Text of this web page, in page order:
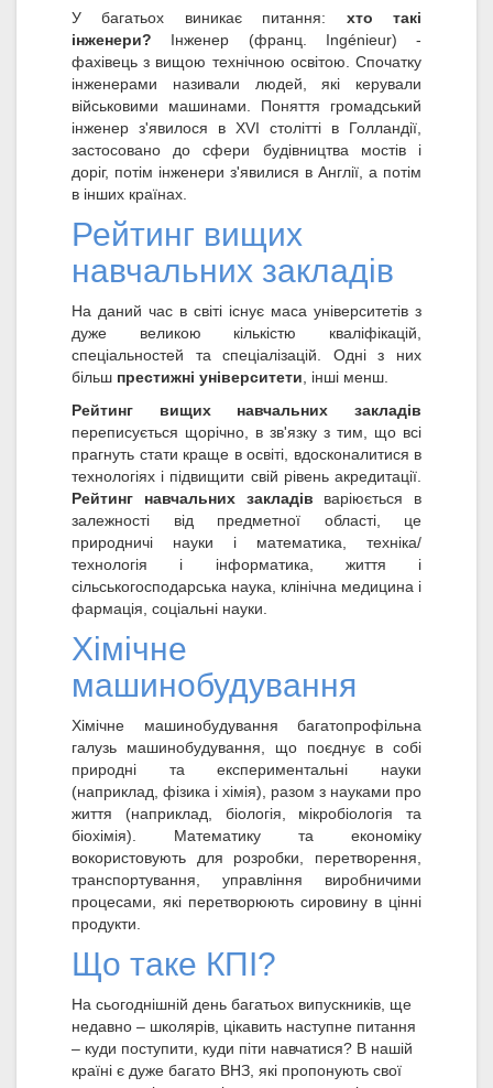
У багатьох виникає питання: хто такі
інженери? Інженер (франц. Ingénieur) -
фахівець з вищою технічною освітою. Спочатку
інженерами називали людей, які керували
військовими машинами. Поняття громадський
інженер з'явилося в XVI столітті в Голландії,
застосовано до сфери будівництва мостів і
доріг, потім інженери з'явилися в Англії, а потім
в інших країнах.
Рейтинг вищих
навчальних закладів
На даний час в світі існує маса університетів з
дуже великою кількістю кваліфікацій,
спеціальностей та спеціалізацій. Одні з них
більш престижні університети , інші менш.
Рейтинг вищих навчальних закладів
переписується щорічно, в зв'язку з тим, що всі
прагнуть стати краще в освіті, вдосконалитися в
технологіях і підвищити свій рівень акредитації.
Рейтинг навчальних закладів варіюється в
залежності від предметної області, це
природничі науки і математика, техніка/
технологія і інформатика, життя і
сільськогосподарська наука, клінічна медицина і
фармація, соціальні науки.
Хімічне
машинобудування
Хімічне машинобудування багатопрофільна
галузь машинобудування, що поєднує в собі
природні та експериментальні науки
(наприклад, фізика і хімія), разом з науками про
життя (наприклад, біологія, мікробіологія та
біохімія). Математику та економіку
вокористовують для розробки, перетворення,
транспортування, управління виробничими
процесами, які перетворюють сировину в цінні
продукти.
Що таке КПІ?
На сьогоднішній день багатьох випускників, ще
недавно – школярів, цікавить наступне питання
– куди поступити, куди піти навчатися? В нашій
країні є дуже багато ВНЗ, які пропонують свої